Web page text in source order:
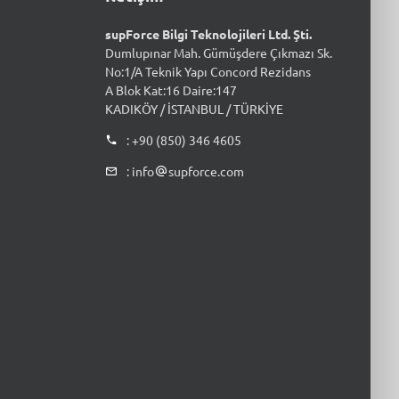
supForce Bilgi Teknolojileri Ltd. Şti.
Dumlupınar Mah. Gümüşdere Çıkmazı Sk.
No:1/A Teknik Yapı Concord Rezidans
A Blok Kat:16 Daire:147
KADIKÖY / İSTANBUL / TÜRKİYE
: +90 (850) 346 4605
: info
supforce.com